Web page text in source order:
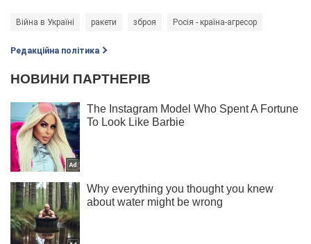
Війна в Україні ракети зброя Росія - країна-агресор
Редакційна політика